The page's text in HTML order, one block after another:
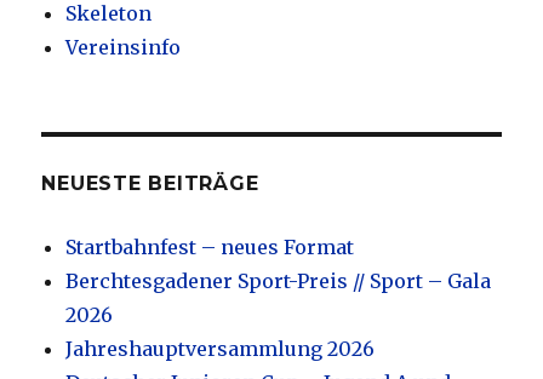
Skeleton
Vereinsinfo
NEUESTE BEITRÄGE
Startbahnfest – neues Format
Berchtesgadener Sport-Preis // Sport – Gala
2026
Jahreshauptversammlung 2026